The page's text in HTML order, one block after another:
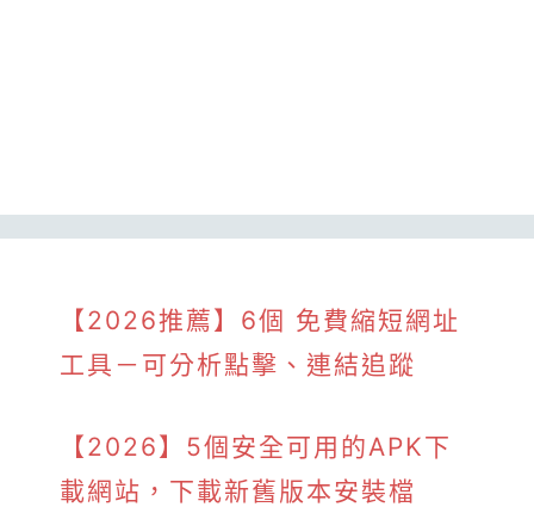
【2026推薦】6個 免費縮短網址
工具－可分析點擊、連結追蹤
【2026】5個安全可用的APK下
載網站，下載新舊版本安裝檔